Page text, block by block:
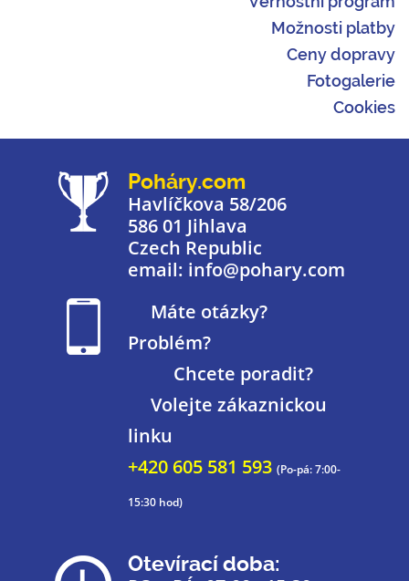
Možnosti platby
Ceny dopravy
Fotogalerie
Cookies
Poháry.com
Havlíčkova 58/206
586 01 Jihlava
Czech Republic
email: info@pohary.com
Máte otázky?
Problém?
Chcete poradit?
Volejte zákaznickou
linku
+420 605 581 593 (Po-pá: 7:00-
15:30 hod)
Otevírací doba: